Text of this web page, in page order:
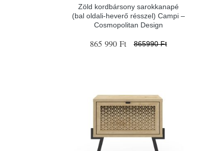
Zöld kordbársony sarokkanapé
(bal oldali-heverő résszel) Campi –
Cosmopolitan Design
865 990 Ft 865990 Ft